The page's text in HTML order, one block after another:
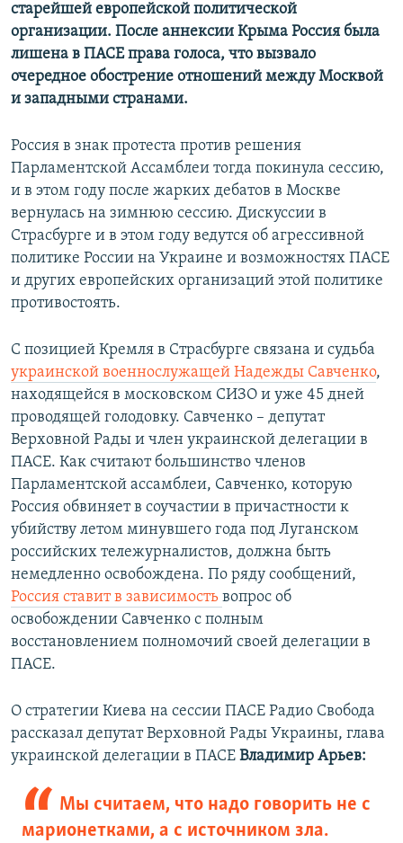
старейшей европейской политической
организации. После аннексии Крыма Россия была
лишена в ПАСЕ права голоса, что вызвало
очередное обострение отношений между Москвой
и западными странами.
Россия в знак протеста против решения
Парламентской Ассамблеи тогда покинула сессию,
и в этом году после жарких дебатов в Москве
вернулась на зимнюю сессию. Дискуссии в
Страсбурге и в этом году ведутся об агрессивной
политике России на Украине и возможностях ПАСЕ
и других европейских организаций этой политике
противостоять.
С позицией Кремля в Страсбурге связана и судьба
украинской военнослужащей Надежды Савченко,
находящейся в московском СИЗО и уже 45 дней
проводящей голодовку. Савченко – депутат
Верховной Рады и член украинской делегации в
ПАСЕ. Как считают большинство членов
Парламентской ассамблеи, Савченко, которую
Россия обвиняет в соучастии в причастности к
убийству летом минувшего года под Луганском
российских тележурналистов, должна быть
немедленно освобождена. По ряду сообщений,
Россия ставит в зависимость вопрос об
освобождении Савченко с полным
восстановлением полномочий своей делегации в
ПАСЕ.
О стратегии Киева на сессии ПАСЕ Радио Свобода
рассказал депутат Верховной Рады Украины, глава
украинской делегации в ПАСЕ Владимир Арьев:
Мы считаем, что надо говорить не с
марионетками, а с источником зла.